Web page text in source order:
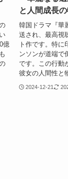
億
と人間成長
韓国ドラマ『華
送され、最高視
ト作です。特に
ンソンが道端で
です。この行動
彼女の人間性と
2024-12-21